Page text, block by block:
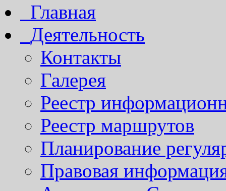
Главная
Деятельность
Контакты
Галерея
Реестр
Реестр маршрутов
Планирование
Правовая